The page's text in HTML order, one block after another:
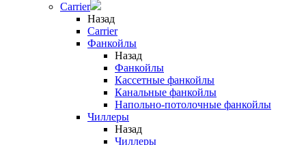
Carrier
Назад
Carrier
Фанкойлы
Назад
Фанкойлы
Кассетные фанкойлы
Канальные фанкойлы
Напольно-потолочные фанкойлы
Чиллеры
Назад
Чиллеры